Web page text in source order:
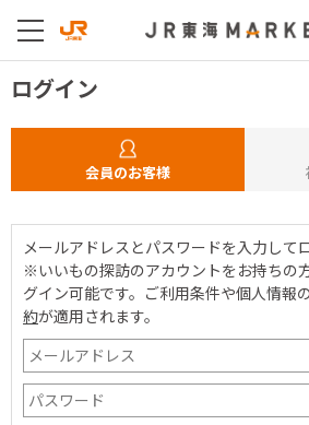
ログイン
会員のお客様
メールアドレスとパスワードを入力して
※いいもの探訪のアカウントをお持ちの
グイン可能です。 ご利用条件や個人情報
約が適用されます。